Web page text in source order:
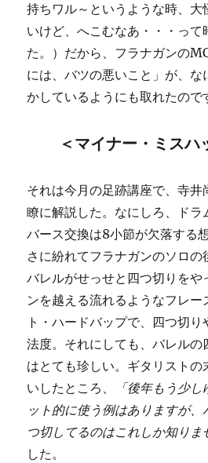
持ちワル～というような時、大
いけど、へこむなあ・・・って
た。）だから、フラナガンの
には、バツの悪いこと」が、な
かしているようにも取れたので
＜マイナー・ミスハ
それは今月の足跡講座で、寺井
瞭に解説した。なにしろ、ド
バース交換は8小節が欠落する
さに紛れてフラナガンのソロの
バレルがせっせと四つ切りをや
ンを越える流れるようなフレー
ト・ハードバップで、四つ切
法度。それにしても、バレルの
はとても珍しい。ギタリストの
いしたところ、
「後年もう少
ット的に使う例はありますが
つ切してるのはこれしか知りま
した。